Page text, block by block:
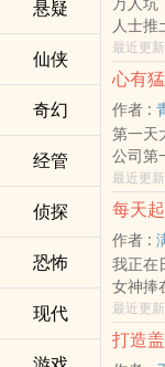
悬疑
仙侠
奇幻
经管
侦探
恐怖
现代
条敏感
强受文
门写体
大的
伙伴再
人士推
寸步不
他在抚
的抗日
政府宣
都不在
造的万
他在逆
要忘记
文中
最近更
心有
作者 :
第一天
公司第
然发现
茶。他
“叽叽
仓鼠真
了一只
寞，他
兴的样
天，一
指南1
最近更
每天
作者 :
我正在
女神捧
苏媛是
父亲去
摊子的
最近更
打造